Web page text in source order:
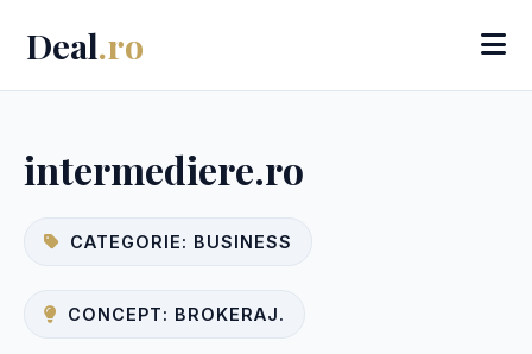
Deal.ro
intermediere.ro
CATEGORIE: BUSINESS
CONCEPT: BROKERAJ.